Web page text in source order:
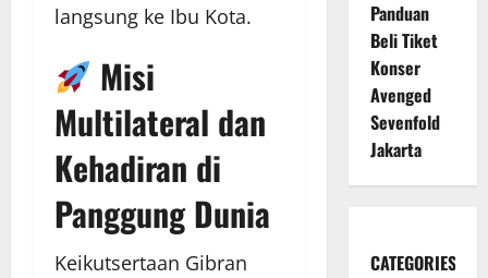
langsung ke Ibu Kota.
Misi
Multilateral dan
Kehadiran di
Panggung Dunia
Keikutsertaan Gibran
Panduan
Beli Tiket
Konser
Avenged
Sevenfold
Jakarta
CATEGORIES